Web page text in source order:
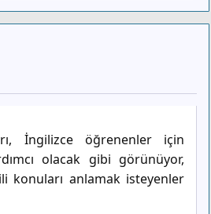
İngilizce öğrenenler için
olacak gibi görünüyor,
konuları anlamak isteyenler